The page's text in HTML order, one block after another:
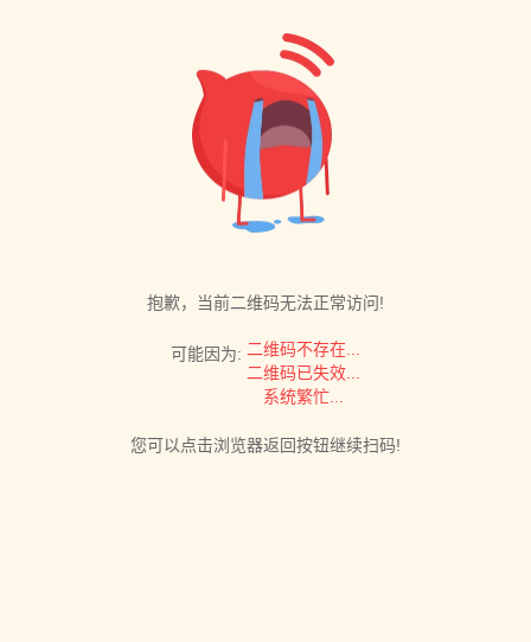
抱歉，当前二维码无法正常访问!
可能因为: 二维码不存在...
二维码已失效...
系统繁忙...
您可以点击浏览器返回按钮继续扫码!